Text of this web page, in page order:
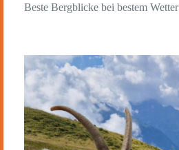
Beste Bergblicke bei bestem Wetter